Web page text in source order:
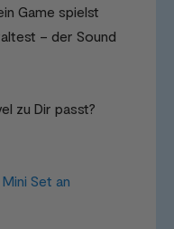
Game spielst
– der Sound
zu Dir passt?
Set an